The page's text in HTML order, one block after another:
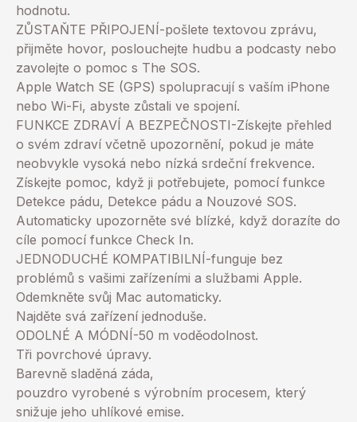
hodnotu.
ZŮSTAŇTE PŘIPOJENÍ-pošlete textovou zprávu,
přijměte hovor, poslouchejte hudbu a podcasty nebo
zavolejte o pomoc s The SOS.
Apple Watch SE (GPS) spolupracují s vaším iPhone
nebo Wi-Fi, abyste zůstali ve spojení.
FUNKCE ZDRAVÍ A BEZPEČNOSTI-Získejte přehled
o svém zdraví včetně upozornění, pokud je máte
neobvykle vysoká nebo nízká srdeční frekvence.
Získejte pomoc, když ji potřebujete, pomocí funkce
Detekce pádu, Detekce pádu a Nouzové SOS.
Automaticky upozorněte své blízké, když dorazíte do
cíle pomocí funkce Check In.
JEDNODUCHÉ KOMPATIBILNÍ-funguje bez
problémů s vašimi zařízeními a službami Apple.
Odemkněte svůj Mac automaticky.
Najděte svá zařízení jednoduše.
ODOLNÉ A MÓDNÍ-50 m voděodolnost.
Tři povrchové úpravy.
Barevně sladěná záda,
pouzdro vyrobené s výrobním procesem, který
snižuje jeho uhlíkové emise.